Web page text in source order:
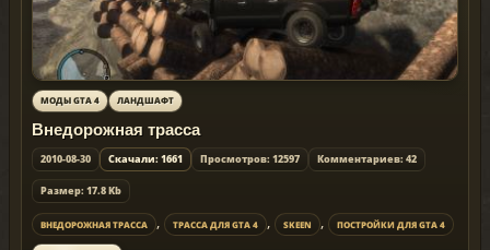
МОДЫ GTA 4 ЛАНДШАФТ
Внедорожная трасса
2010-08-30 Скачали: 1661 Просмотров: 12597 Комментариев: 42
Размер: 17.8 Kb
ВНЕДОРОЖНАЯ ТРАССА , ТРАССА ДЛЯ GTA 4 , SKEEN , ПОСТРОЙКИ ДЛЯ GTA 4